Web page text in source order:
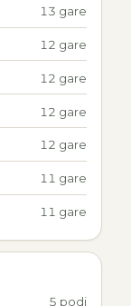
13 gare
12 gare
12 gare
12 gare
12 gare
11 gare
11 gare
5 podi